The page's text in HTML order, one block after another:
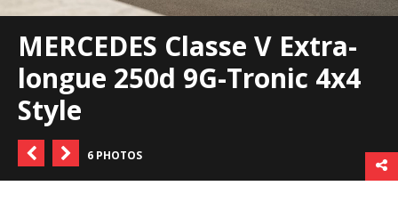
MERCEDES Classe V Extra-
longue 250d 9G-Tronic 4x4
Style
6 PHOTOS